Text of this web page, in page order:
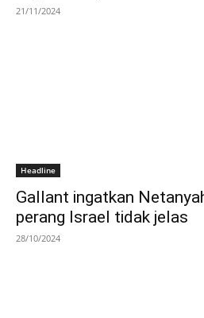
21/11/2024
Headline
Gallant ingatkan
perang Israel tidak jelas
28/10/2024